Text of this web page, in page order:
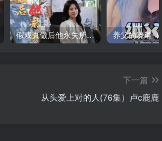
假戏真做后他永失所爱（60集）程澄＆杨珞仟
下一篇
从头爱上对的人(76集）卢c鹿鹿